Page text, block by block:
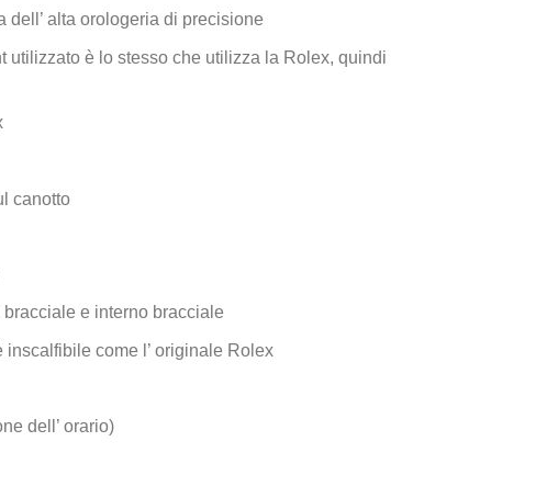
alta orologeria di precisione
è lo stesso che utilizza la Rolex, quindi
canotto
e interno bracciale
come l’ originale Rolex
dell’ orario)